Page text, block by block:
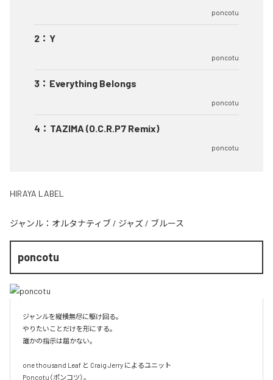
poncotu
2 ： Y
poncotu
3 ： Everything Belongs
poncotu
4 ： TAZIMA (O.C.R.P7 Remix)
poncotu
HIRAYA LABEL
ジャンル： オルタナティブ / ジャズ / ブルース
poncotu
ジャンルを縦横無尽に駆け回る。
やりたいことだけを形にする。
誰かの指示は届かない。
one thousand Leaf と Craig Jerry によるユニット
Poncotu（ポンコツ）。